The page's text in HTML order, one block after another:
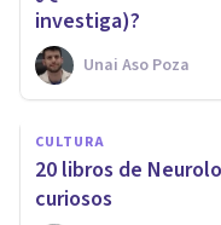
investiga)?
Unai Aso Poza
CULTURA
​20 libros de
curiosos
NEUROCIENCIAS
La teoría
MacLean:
propone